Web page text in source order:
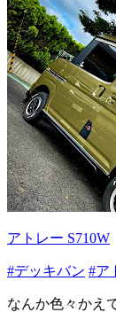
アトレー S710W
#デッキバン #ア
なんか色々かえ